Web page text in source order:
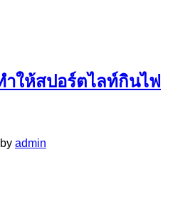
ให้สปอร์ตไลท์กินไฟ
by admin